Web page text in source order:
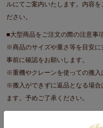
ルにてご案内いたします。内容
ださい。
■大型商品をご注文の際の注意事
※商品のサイズや重さ等を目安
事前に確認をお願いします。
※重機やクレーンを使っての搬入
※搬入ができずに返品となる場
ます。予めご了承ください。